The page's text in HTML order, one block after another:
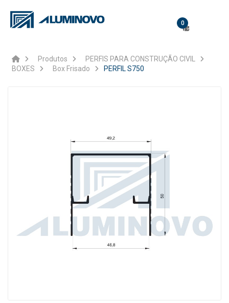
0
Produtos
PERFIS PARA CONSTRUÇÃO CIVIL
BOXES
Box Frisado PERFIL S750